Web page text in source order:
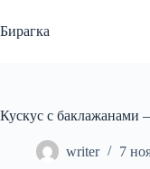
к
сути
Бирагка
Кускус с баклажанами
writer 7